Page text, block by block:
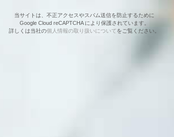
当サイトは、不正アクセスやスパム送信を防止するために
Google Cloud reCAPTCHA により保護されています。
詳しくは当社の個人情報の取り扱いについてをご覧ください。